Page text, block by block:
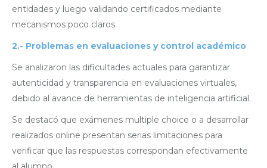
entidades y luego validando certificados mediante
mecanismos poco claros.
2.- Problemas en evaluaciones y control académico
Se analizaron las dificultades actuales para garantizar
autenticidad y transparencia en evaluaciones virtuales,
debido al avance de herramientas de inteligencia artificial.
Se destacó que exámenes multiple choice o a desarrollar
realizados online presentan serias limitaciones para
verificar que las respuestas correspondan efectivamente